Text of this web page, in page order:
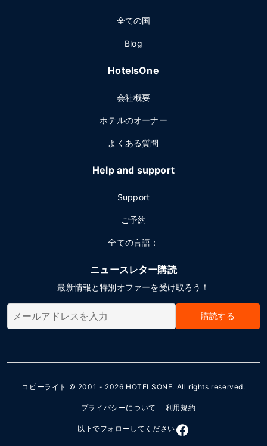
全ての国
Blog
HotelsOne
会社概要
ホテルのオーナー
よくある質問
Help and support
Support
ご予約
全ての言語：
ニュースレター購読
最新情報と特別オファーを受け取ろう！
購読する
コピーライト © 2001 - 2026 HOTELSONE. All rights reserved.
プライバシーについて 利用規約
以下でフォローしてください